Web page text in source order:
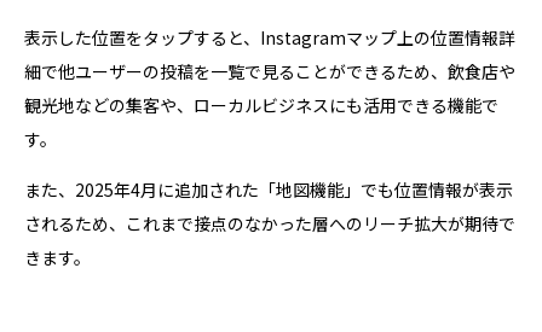
表示した位置をタップすると、Instagramマップ上の位置情報詳
細で他ユーザーの投稿を一覧で見ることができるため、飲食店や
観光地などの集客や、ローカルビジネスにも活用できる機能で
す。
また、2025年4月に追加された「地図機能」でも位置情報が表示
されるため、これまで接点のなかった層へのリーチ拡大が期待で
きます。